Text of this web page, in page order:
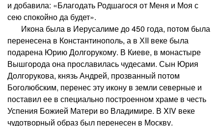
и добавила: «Благодать Родшагося от Меня и Моя с
сею спокойно да будет».
Икона была в Иерусалиме до 450 года, потом была
перенесена в Константинополь, а в ХII веке была
подарена Юрию Долгорукому. В Киеве, в монастыре
Вышгорода она прославилась чудесами. Сын Юрия
Долгорукова, князь Андрей, прозванный потом
Боголюбским, перенес эту икону в земли северные и
поставил ее в специально построенном храме в честь
Успения Божией Матери во Владимире. В XIV веке
чудотворный образ был перенесен в Москву.